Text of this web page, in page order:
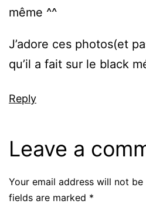
même ^^
J’adore ces photos(et
qu’il a fait sur le black
Reply
Leave a
Your email address will not be
fields are marked *